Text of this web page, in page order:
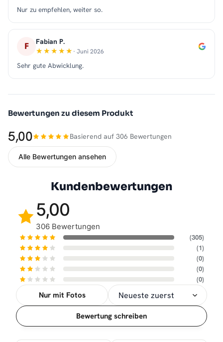
Nur zu empfehlen, weiter so.
F Fabian P.
· Juni 2026
Sehr gute Abwicklung.
Bewertungen zu diesem Produkt
5,00 Basierend auf 306 Bewertungen
Alle Bewertungen ansehen
Kundenbewertungen
5,00
306 Bewertungen
(305)
(1)
(0)
(0)
(0)
Nur mit Fotos
Sortierung
Bewertung schreiben